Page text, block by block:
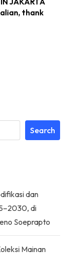
thank
Search
dan
di
Soeprapto
Mainan